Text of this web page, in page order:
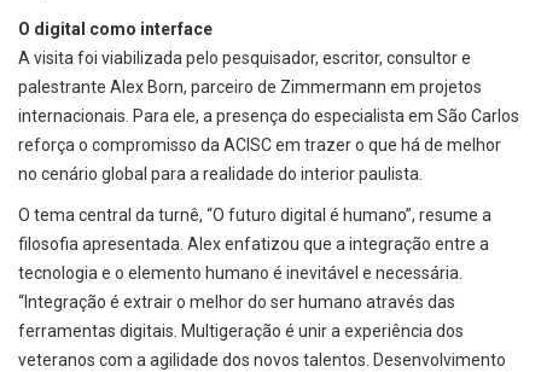
O digital como interface
A visita foi viabilizada pelo pesquisador, escritor, consultor e
palestrante Alex Born, parceiro de Zimmermann em projetos
internacionais. Para ele, a presença do especialista em São Carlos
reforça o compromisso da ACISC em trazer o que há de melhor
no cenário global para a realidade do interior paulista.
O tema central da turnê, “O futuro digital é humano”, resume a
filosofia apresentada. Alex enfatizou que a integração entre a
tecnologia e o elemento humano é inevitável e necessária.
“Integração é extrair o melhor do ser humano através das
ferramentas digitais. Multigeração é unir a experiência dos
veteranos com a agilidade dos novos talentos. Desenvolvimento